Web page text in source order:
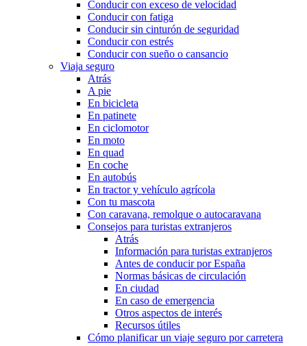
Conducir con exceso de velocidad
Conducir con fatiga
Conducir sin cinturón de seguridad
Conducir con estrés
Conducir con sueño o cansancio
Viaja seguro
Atrás
A pie
En bicicleta
En patinete
En ciclomotor
En moto
En quad
En coche
En autobús
En tractor y vehículo agrícola
Con tu mascota
Con caravana, remolque o autocaravana
Consejos para turistas extranjeros
Atrás
Información para turistas extranjeros
Antes de conducir por España
Normas básicas de circulación
En ciudad
En caso de emergencia
Otros aspectos de interés
Recursos útiles
Cómo planificar un viaje seguro por carretera